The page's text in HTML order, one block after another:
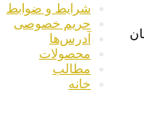
شرایط و ضوابط
حریم خصوصی
آدرس‌ها
محصولات
مطالب
خانه